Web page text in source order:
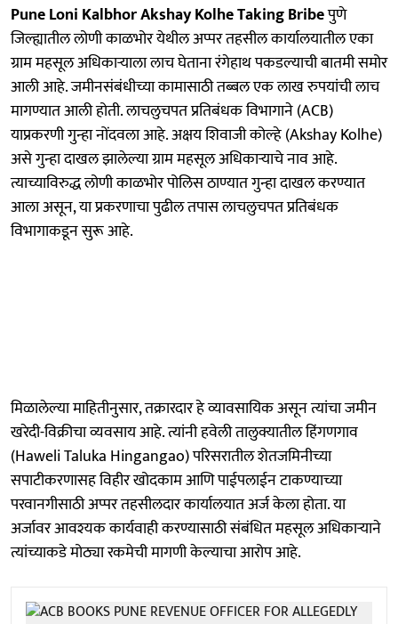
Pune Loni Kalbhor Akshay Kolhe Taking Bribeपुणे
जिल्ह्यातील लोणी काळभोर येथील अप्पर तहसील कार्यालयातील एका
ग्राम महसूल अधिकाऱ्याला लाच घेताना रंगेहाथ पकडल्याची बातमी समोर
आली आहे. जमीनसंबंधीच्या कामासाठी तब्बल एक लाख रुपयांची लाच
मागण्यात आली होती. लाचलुचपत प्रतिबंधक विभागाने (ACB)
याप्रकरणी गुन्हा नोंदवला आहे. अक्षय शिवाजी कोल्हे (Akshay Kolhe)
असे गुन्हा दाखल झालेल्या ग्राम महसूल अधिकाऱ्याचे नाव आहे.
त्याच्याविरुद्ध लोणी काळभोर पोलिस ठाण्यात गुन्हा दाखल करण्यात
आला असून, या प्रकरणाचा पुढील तपास लाचलुचपत प्रतिबंधक
विभागाकडून सुरू आहे.
मिळालेल्या माहितीनुसार, तक्रारदार हे व्यावसायिक असून त्यांचा जमीन
खरेदी-विक्रीचा व्यवसाय आहे. त्यांनी हवेली तालुक्यातील हिंगणगाव
(Haweli Taluka Hingangao) परिसरातील शेतजमिनीच्या
सपाटीकरणासह विहीर खोदकाम आणि पाईपलाईन टाकण्याच्या
परवानगीसाठी अप्पर तहसीलदार कार्यालयात अर्ज केला होता. या
अर्जावर आवश्यक कार्यवाही करण्यासाठी संबंधित महसूल अधिकाऱ्याने
त्यांच्याकडे मोठ्या रकमेची मागणी केल्याचा आरोप आहे.